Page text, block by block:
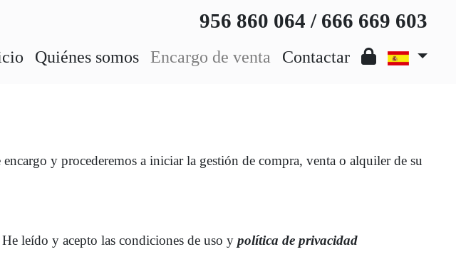
956 860 064 / 666 669 603
Quiénes somos Encargo de venta Contactar
y procederemos a iniciar la gestión de compra, venta o alquiler de su
He leído y acepto las condiciones de uso y política de privacidad